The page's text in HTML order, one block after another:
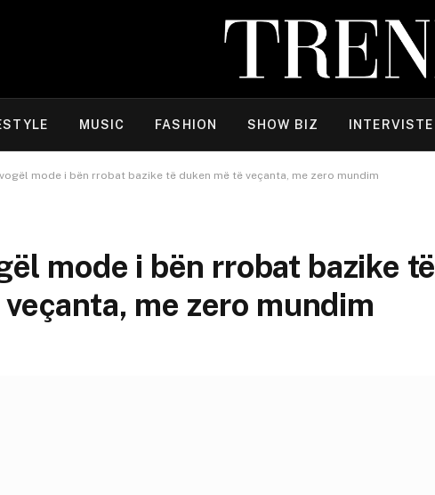
MUSIC FASHION SHOW BIZ INTERVISTE
mode i bën rrobat bazike të duken më të veçanta, me zero mundim
mode i bën rrobat bazike të
me zero mundim